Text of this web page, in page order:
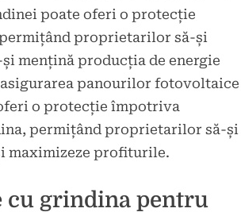
poate oferi o protecție
proprietarilor să-și
mențină producția de energie
panourilor fotovoltaice
o protecție împotriva
permițând proprietarilor să-și
maximizeze profiturile.
cu grindina pentru